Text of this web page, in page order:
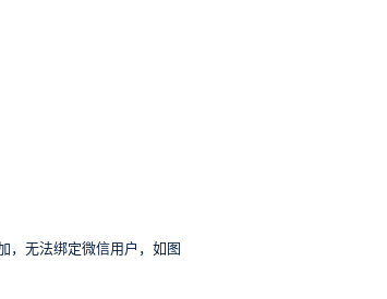
，无法绑定微信用户，如图